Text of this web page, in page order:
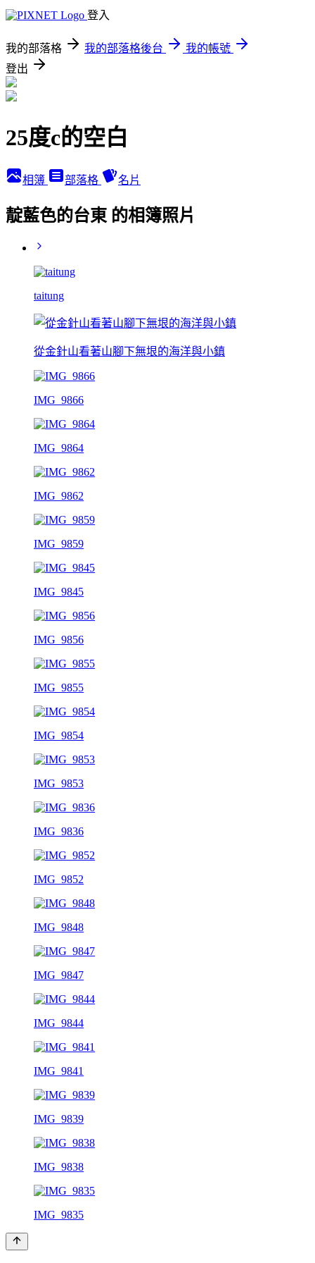
登入
我的部落格 我的部落格後台
我的帳號
登出
25度c的空白
相簿 部落格 名片
靛藍色的台東 的相簿照片
taitung
從金針山看著山腳下無垠的海洋與小鎮
IMG_9866
IMG_9864
IMG_9862
IMG_9859
IMG_9845
IMG_9856
IMG_9855
IMG_9854
IMG_9853
IMG_9836
IMG_9852
IMG_9848
IMG_9847
IMG_9844
IMG_9841
IMG_9839
IMG_9838
IMG_9835